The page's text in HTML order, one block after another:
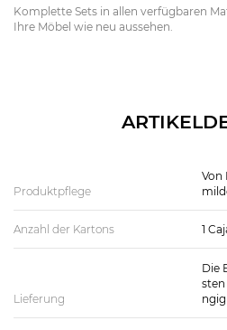
Komplette Sets in allen verfügbaren
Ihre Möbel wie neu aussehen.
Produktpflege
Von
Anzahl der Kartons 1
Lieferung
Die